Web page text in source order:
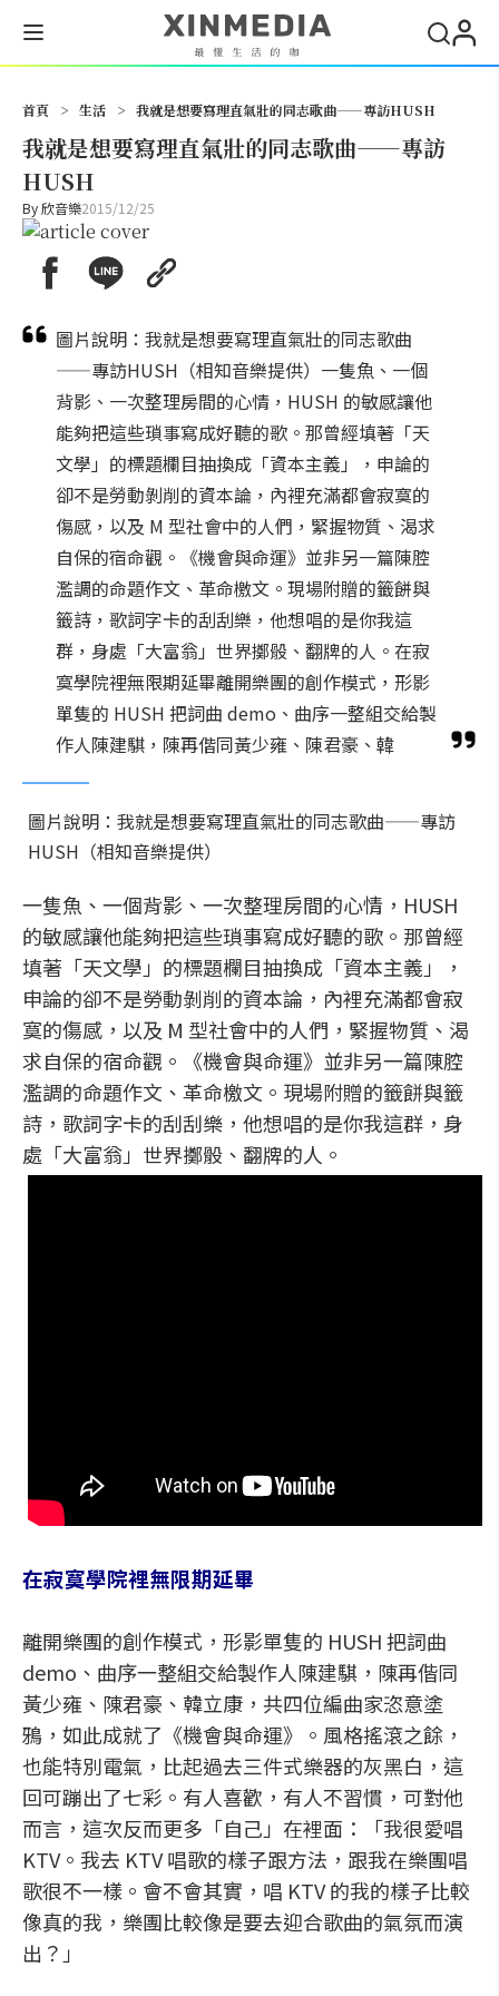
首頁 > 生活 > 我就是想要寫理直氣壯的同志歌曲——專訪HUSH
我就是想要寫理直氣壯的同志歌曲——專訪
HUSH
By欣音樂2015/12/25
圖片說明：我就是想要寫理直氣壯的同志歌曲
——專訪HUSH（相知音樂提供）一隻魚、一個
背影、一次整理房間的心情，HUSH 的敏感讓他
能夠把這些瑣事寫成好聽的歌。那曾經填著「天
文學」的標題欄目抽換成「資本主義」，申論的
卻不是勞動剝削的資本論，內裡充滿都會寂寞的
傷感，以及 M 型社會中的人們，緊握物質、渴求
自保的宿命觀。《機會與命運》並非另一篇陳腔
濫調的命題作文、革命檄文。現場附贈的籤餅與
籤詩，歌詞字卡的刮刮樂，他想唱的是你我這
群，身處「大富翁」世界擲骰、翻牌的人。在寂
寞學院裡無限期延畢離開樂團的創作模式，形影
單隻的 HUSH 把詞曲 demo、曲序一整組交給製
作人陳建騏，陳再偕同黃少雍、陳君豪、韓
圖片說明：我就是想要寫理直氣壯的同志歌曲——專訪
HUSH（相知音樂提供）
一隻魚、一個背影、一次整理房間的心情，HUSH
的敏感讓他能夠把這些瑣事寫成好聽的歌。那曾經
填著「天文學」的標題欄目抽換成「資本主義」，
申論的卻不是勞動剝削的資本論，內裡充滿都會寂
寞的傷感，以及 M 型社會中的人們，緊握物質、渴
求自保的宿命觀。《機會與命運》並非另一篇陳腔
濫調的命題作文、革命檄文。現場附贈的籤餅與籤
詩，歌詞字卡的刮刮樂，他想唱的是你我這群，身
處「大富翁」世界擲骰、翻牌的人。
在寂寞學院裡無限期延畢
離開樂團的創作模式，形影單隻的 HUSH 把詞曲
demo、曲序一整組交給製作人陳建騏，陳再偕同
黃少雍、陳君豪、韓立康，共四位編曲家恣意塗
鴉，如此成就了《機會與命運》。風格搖滾之餘，
也能特別電氣，比起過去三件式樂器的灰黑白，這
回可蹦出了七彩。有人喜歡，有人不習慣，可對他
而言，這次反而更多「自己」在裡面：「我很愛唱
KTV。我去 KTV 唱歌的樣子跟方法，跟我在樂團唱
歌很不一樣。會不會其實，唱 KTV 的我的樣子比較
像真的我，樂團比較像是要去迎合歌曲的氣氛而演
出？」